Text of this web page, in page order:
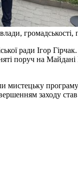
громадськості,
ради Ігор
поруч на
мистецьку
заходу